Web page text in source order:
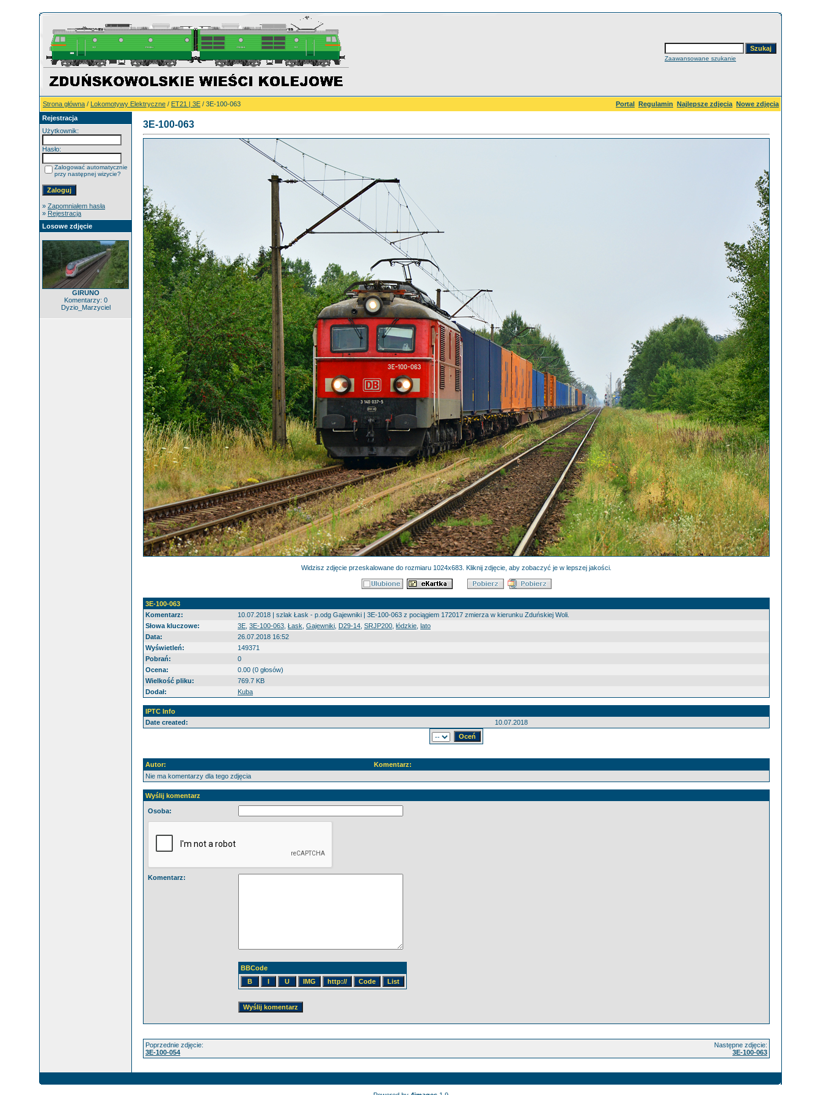
Zaawansowane szukanie
Strona główna / Lokomotywy Elektryczne / ET21 | 3E / 3E-100-063 Portal Regulamin Najlepsze zdjęcia Nowe zdjęcia
Rejestracja
Użytkownik:
Hasło:
Zalogować automatycznie
przy następnej wizycie?
» Zapomniałem hasła
» Rejestracja
Losowe zdjęcie
GIRUNO
Komentarzy: 0
Dyzio_Marzyciel
3E-100-063
Widzisz zdjęcie przeskalowane do rozmiaru 1024x683. Kliknij zdjęcie, aby zobaczyć je w lepszej jakości.
3E-100-063
Komentarz:
10.07.2018 | szlak Łask - p.odg Gajewniki | 3E-100-063 z pociągiem 172017 zmierza w kierunku Zduńskiej Woli.
Słowa kluczowe:
3E 3E-100-063 Łask Gajewniki D29-14 SRJP200 łódzkie lato
Data:
26.07.2018 16:52
Wyświetleń:
149371
Pobrań:
0
Ocena:
0.00 (0 głosów)
Wielkość pliku:
769.7 KB
Dodał:
Kuba
IPTC Info
Date created:
10.07.2018
Autor:
Komentarz:
Nie ma komentarzy dla tego zdjęcia
Wyślij komentarz
Osoba:
Komentarz:
BBCode
Poprzednie zdjęcie:
3E-100-054
Następne zdjęcie:
3E-100-063